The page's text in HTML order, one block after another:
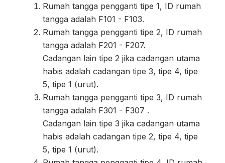
Rumah tangga pengganti tipe 1, ID rumah
tangga adalah F101 - F103.
Rumah tangga pengganti tipe 2, ID rumah
tangga adalah F201 - F207.
Cadangan lain tipe 2 jika cadangan utama
habis adalah cadangan tipe 3, tipe 4, tipe
5, tipe 1 (urut).
Rumah tangga pengganti tipe 3, ID rumah
tangga adalah F301 - F307 .
Cadangan lain tipe 3 jika cadangan utama
habis adalah cadangan tipe 2, tipe 4, tipe
5, tipe 1 (urut).